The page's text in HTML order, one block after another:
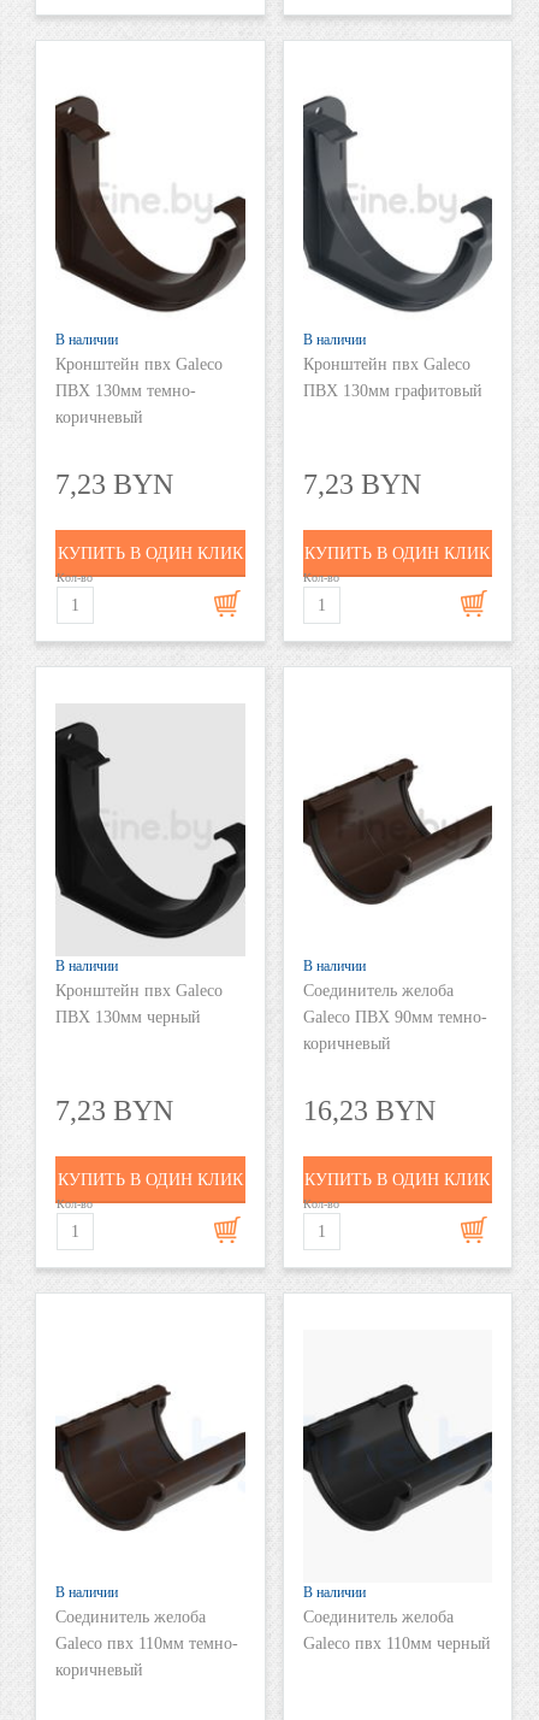
В наличии
Кронштейн пвх Galeco
ПВХ 130мм темно-
коричневый
7,23 BYN
Кол-во
КУПИТЬ В ОДИН КЛИК
В наличии
Кронштейн пвх Galeco
ПВХ 130мм графитовый
7,23 BYN
Кол-во
КУПИТЬ В ОДИН КЛИК
В наличии
Кронштейн пвх Galeco
ПВХ 130мм черный
7,23 BYN
Кол-во
КУПИТЬ В ОДИН КЛИК
В наличии
Соединитель желоба
Galeco ПВХ 90мм темно-
коричневый
16,23 BYN
Кол-во
КУПИТЬ В ОДИН КЛИК
В наличии
Соединитель желоба
Galeco пвх 110мм темно-
коричневый
В наличии
Соединитель желоба
Galeco пвх 110мм черный